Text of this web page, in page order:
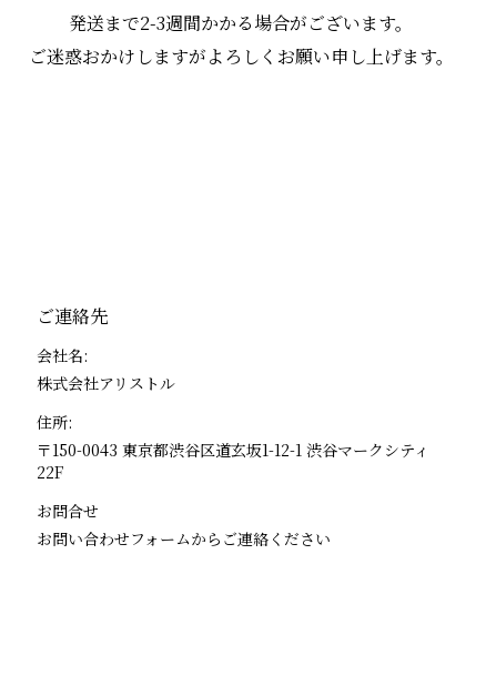
発送まで2-3週間かかる場合がございます。
ご迷惑おかけしますがよろしくお願い申し上げます。
ご連絡先
会社名:
株式会社アリストル
住所:
〒150-0043 東京都渋谷区道玄坂1-12-1 渋谷マークシティ
22F
お問合せ
お問い合わせフォームからご連絡ください